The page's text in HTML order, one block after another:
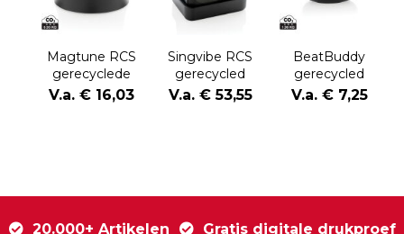
Magtune RCS
gerecyclede
plastic
magnetische
V.a. € 16,03
Singvibe RCS
gerecycled
plastic
karaokeset met
V.a. € 53,55
BeatBuddy
gerecycled
plastic 3W-
luidspreker
V.a. € 7,25
20.000+ Artikelen Gratis digitale drukproef